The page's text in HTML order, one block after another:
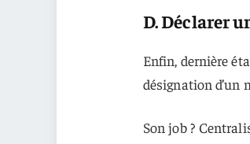
D. Déclarer
Enfin, dernière
désignation d’un
Son job ?